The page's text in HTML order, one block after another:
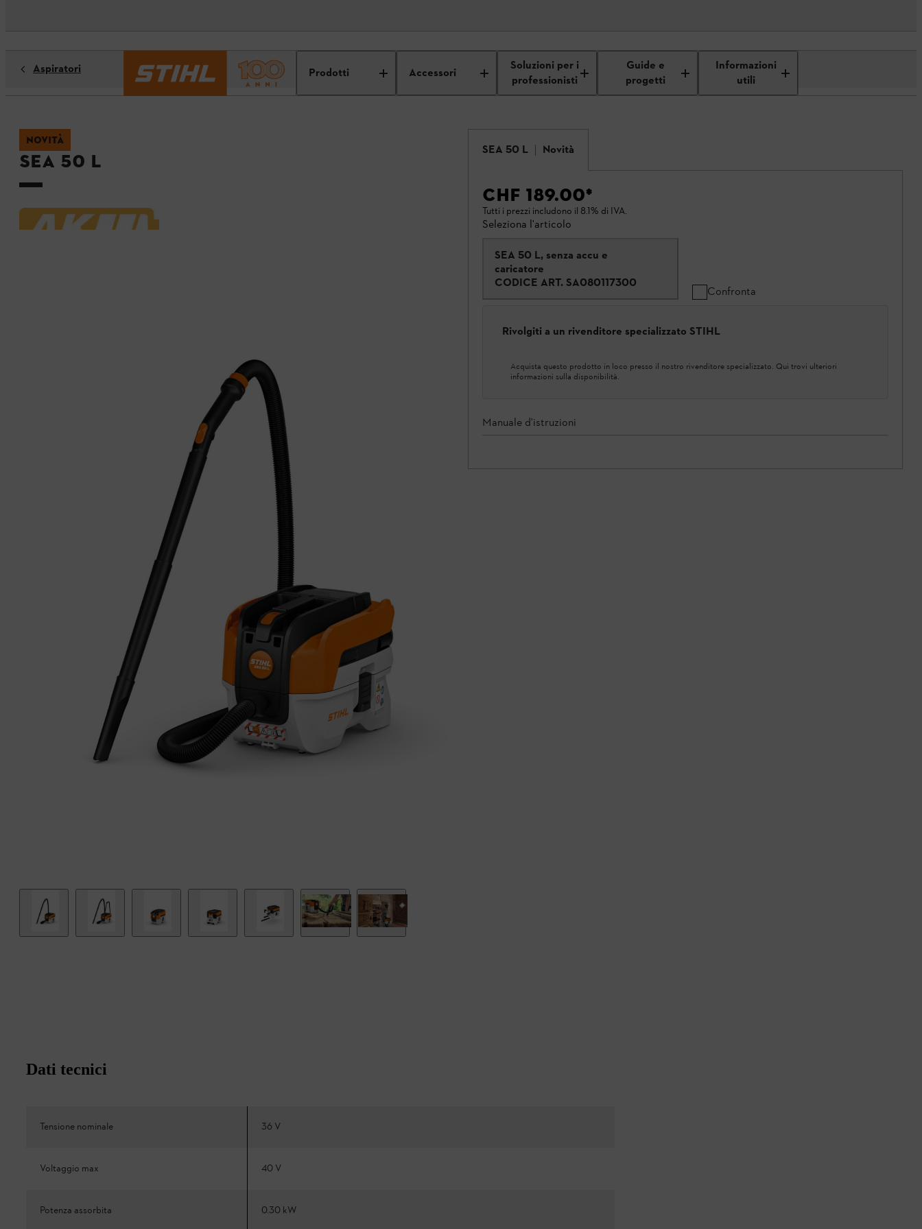
Prodotti Accessori
Soluzioni per i
professionisti
Guide e
progetti
Informazioni
utili
Aspiratori
NOVITÀ
SEA 50 L
SEA 50 L Novità
CHF 189.00*
Tutti i prezzi includono il 8.1% di IVA.
Seleziona l'articolo
SEA 50 L, senza accu e
caricatore
CODICE ART. SA080117300
Confronta
Rivolgiti a un rivenditore specializzato STIHL
Acquista questo prodotto in loco presso il nostro rivenditore specializzato. Qui trovi ulteriori
informazioni sulla disponibilità.
Manuale d'istruzioni
Dati tecnici
Tensione nominale 36 V
Voltaggio max 40 V
Potenza assorbita 0.30 kW